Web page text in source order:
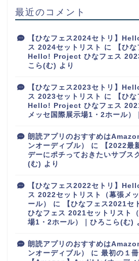
最近のコメント
【ひなフェス2024セトリ】
ス 2024セットリスト に
【ひ
Hello! Project ひなフェス
こら(む) より
【ひなフェス2023セトリ】
ス 2023セットリスト に
【ひ
Hello! Project ひなフェス
メッセ国際展示場1・2ホール）
朗読アプリのおすすめは
ンオーディブル）
に
【2022最
デーにポチっておきたいサブス
(む) より
【ひなフェス2022セトリ】
ス 2022セットリスト（幕張メ
ール）
に
【ひなフェス2021
ひなフェス 2021セットリスト
場1・2ホール）｜ひろこら(む)
朗読アプリのおすすめは
ンオーディブル）
に 最初の１冊